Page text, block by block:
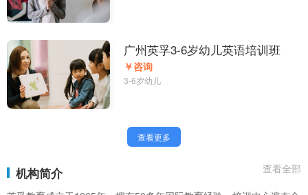
广州英孚3-6岁幼儿英语培训班
￥咨询
3-6岁幼儿
查看更多
机构简介
查看全部